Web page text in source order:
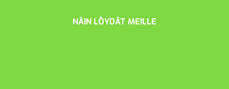
NÄIN LÖYDÄT MEILLE